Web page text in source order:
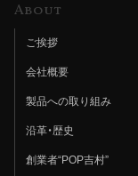
About
ご挨拶
会社概要
製品への取り組み
沿革・歴史
創業者“POP吉村”